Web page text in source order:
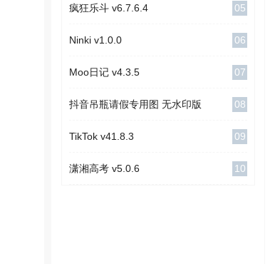
疯狂乐斗 v6.7.6.4 05
Ninki v1.0.0 06
Moo日记 v4.3.5 07
抖音吊瓶请假专用图 无水印版 08
TikTok v41.8.3 09
潇湘高考 v5.0.6 10